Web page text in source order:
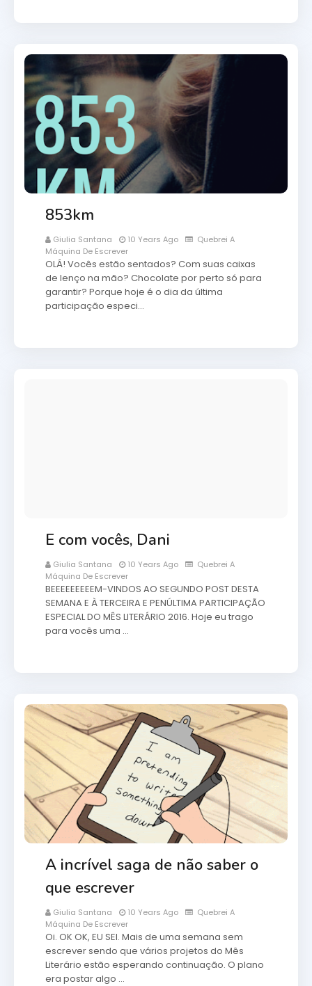
853km
Giulia Santana 10 Years Ago
Quebrei A
Máquina De Escrever
OLÁ! Vocês estão sentados? Com suas caixas
de lenço na mão? Chocolate por perto só para
garantir? Porque hoje é o dia da última
participação especi…
E com vocês, Dani
Giulia Santana 10 Years Ago
Quebrei A
Máquina De Escrever
BEEEEEEEEEM-VINDOS AO SEGUNDO POST DESTA
SEMANA E À TERCEIRA E PENÚLTIMA PARTICIPAÇÃO
ESPECIAL DO MÊS LITERÁRIO 2016. Hoje eu trago
para vocês uma …
A incrível saga de não saber o
que escrever
Giulia Santana 10 Years Ago
Quebrei A
Máquina De Escrever
Oi. OK OK, EU SEI. Mais de uma semana sem
escrever sendo que vários projetos do Mês
Literário estão esperando continuação. O plano
era postar algo …